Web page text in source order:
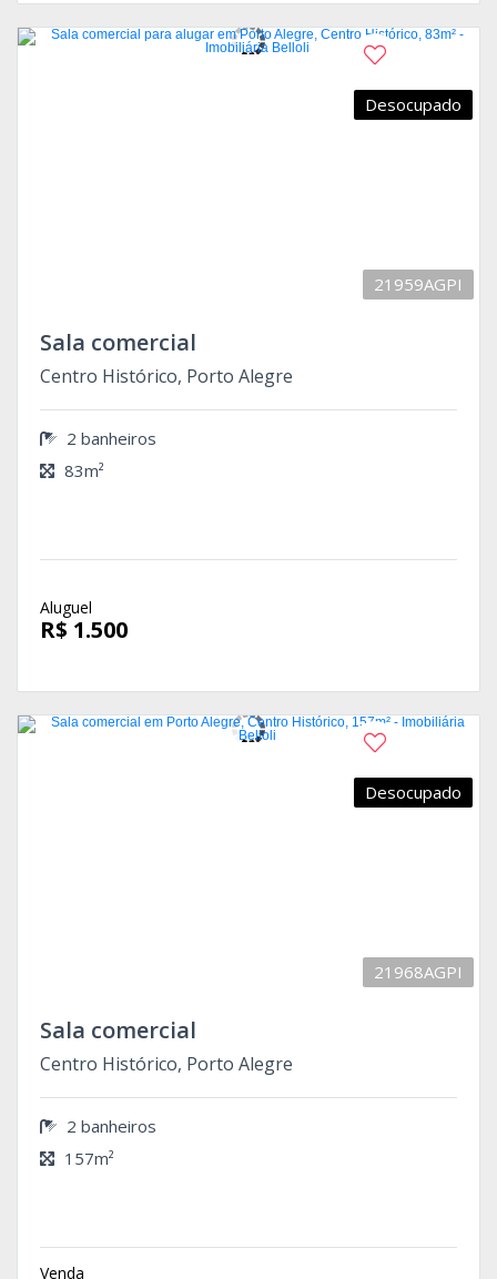
Desocupado
21959AGPI
Sala comercial
Centro Histórico, Porto Alegre
2 banheiros
83m²
Aluguel
R$ 1.500
Desocupado
21968AGPI
Sala comercial
Centro Histórico, Porto Alegre
2 banheiros
157m²
Venda